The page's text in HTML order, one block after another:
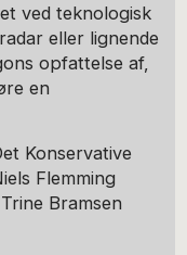
ved teknologisk
eller lignende
opfattelse af,
en
Konservative
Flemming
Bramsen